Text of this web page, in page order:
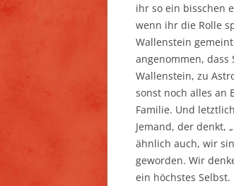
ihr so ein bisschen
wenn ihr die Rolle
Wallenstein
angenommen,
Wallenstein, zu
sonst noch alles an
Familie. Und
Jemand, der denkt,
ähnlich auch, wir
geworden. Wir
ein höchstes